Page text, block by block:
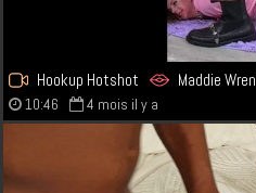
Hookup Hotshot Maddie Wren
10:46 4 mois il y a